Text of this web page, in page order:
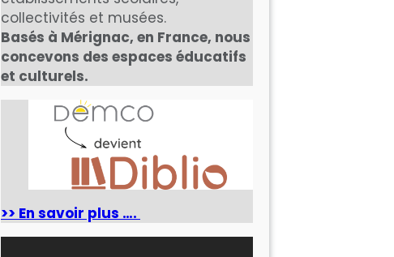
collectivités et musées.
Basés à Mérignac, en France, nous
concevons des espaces éducatifs
et culturels.
>> En savoir plus ….